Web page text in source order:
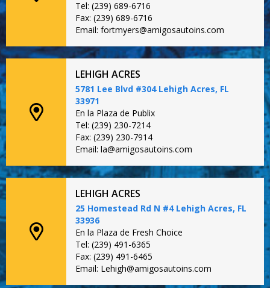
Tel: (239) 689-6716
Fax: (239) 689-6716
Email: fortmyers@amigosautoins.com
LEHIGH ACRES
5781 Lee Blvd #304 Lehigh Acres, FL
33971
En la Plaza de Publix
Tel: (239) 230-7214
Fax: (239) 230-7914
Email: la@amigosautoins.com
LEHIGH ACRES
25 Homestead Rd N #4 Lehigh Acres, FL
33936
En la Plaza de Fresh Choice
Tel: (239) 491-6365
Fax: (239) 491-6465
Email: Lehigh@amigosautoins.com